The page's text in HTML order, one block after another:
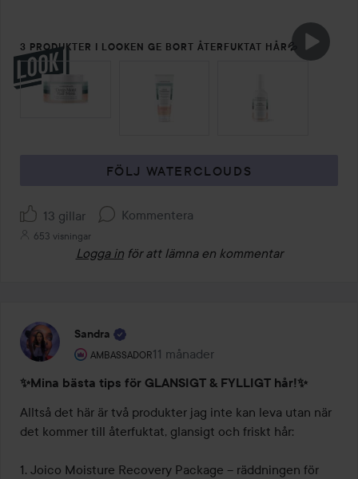
3 PRODUKTER I LOOKEN GE BORT ÅTERFUKTAT HÅR💦
HOPPA ÖVER SEKTIONEN
FÖLJ WATERCLOUDS
13 gillar Kommentera
653 visningar
Logga in för att lämna en kommentar
Sandra
AMBASSADOR
Användarens roll: Ambassador.
11 månader
Inlägget skapades 11 månader
✨Mina bästa tips för GLANSIGT & FYLLIGT hår!✨
Alltså det här är två produkter jag inte kan leva utan när
det kommer till återfuktat, glansigt och friskt hår:
1. Joico Moisture Recovery Package – räddningen för